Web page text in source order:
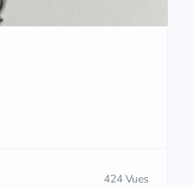
424 Vues